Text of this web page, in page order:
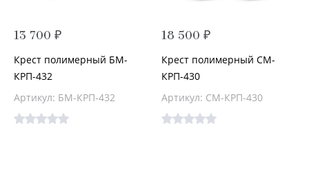
13 700 ₽
Крест полимерный БМ-
КРП-432
Артикул: БМ-КРП-432
18 500 ₽
Крест полимерный СМ-
КРП-430
Артикул: СМ-КРП-430